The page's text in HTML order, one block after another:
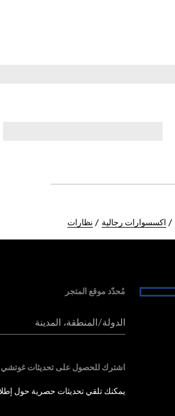
اكسسوارات رجالية نظارات
مُحدّد موقع المتجر
الدولة/المنطقة، المدينة
اشترك للحصول على تحديثات غوتشي
يمكنك تلقي تحديثات حصرية حول